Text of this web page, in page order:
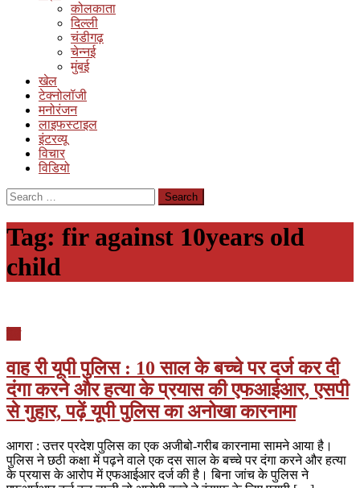
कोलकाता
दिल्ली
चंडीगढ़
चेन्नई
मुंबई
खेल
टेक्नोलॉजी
मनोरंजन
लाइफस्टाइल
इंटरव्यू
विचार
विडियो
Search
for:
Tag: fir against 10years old
child
वाह री यूपी पुलिस : 10 साल के बच्चे पर दर्ज कर दी
दंगा करने और हत्या के प्रयास की एफआईआर, एसपी
से गुहार, पढ़ें यूपी पुलिस का अनोखा कारनामा
आगरा : उत्तर प्रदेश पुलिस का एक अजीबो-गरीब कारनामा सामने आया है।
पुलिस ने छठी कक्षा में पढ़ने वाले एक दस साल के बच्चे पर दंगा करने और हत्या
के प्रयास के आरोप में एफआईआर दर्ज की है। बिना जांच के पुलिस ने